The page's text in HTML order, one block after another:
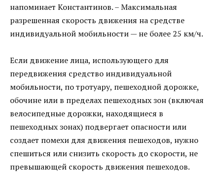
напоминает Константинов. – Максимальная
разрешенная скорость движения на средстве
индивидуальной мобильности — не более 25 км/ч.
Если движение лица, использующего для
передвижения средство индивидуальной
мобильности, по тротуару, пешеходной дорожке,
обочине или в пределах пешеходных зон (включая
велосипедные дорожки, находящиеся в
пешеходных зонах) подвергает опасности или
создает помехи для движения пешеходов, нужно
спешиться или снизить скорость до скорости, не
превышающей скорость движения пешеходов.